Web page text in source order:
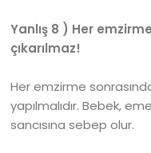
Yanlış 8 ) Her
çıkarılmaz!
Her emzirme
yapılmalıdır. Bebek,
sancısına sebep olur.